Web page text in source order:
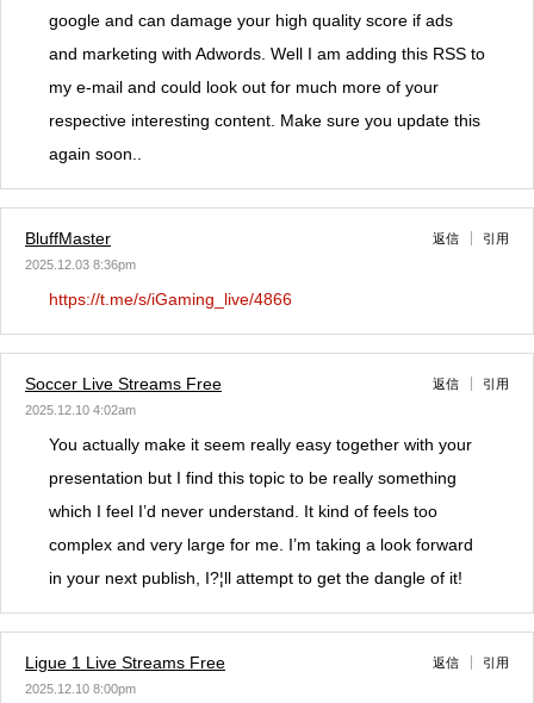
google and can damage your high quality score if ads
and marketing with Adwords. Well I am adding this RSS to
my e-mail and could look out for much more of your
respective interesting content. Make sure you update this
again soon..
BluffMaster
2025.12.03 8:36pm
返信 引用
https://t.me/s/iGaming_live/4866
Soccer Live Streams Free
2025.12.10 4:02am
返信 引用
You actually make it seem really easy together with your
presentation but I find this topic to be really something
which I feel I’d never understand. It kind of feels too
complex and very large for me. I’m taking a look forward
in your next publish, I?¦ll attempt to get the dangle of it!
Ligue 1 Live Streams Free
2025.12.10 8:00pm
返信 引用